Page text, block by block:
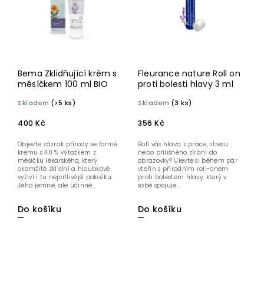
Bema Zklidňující krém s
měsíčkem 100 ml BIO
Skladem (>5 ks)
400 Kč
Do košíku
Objevte zázrak přírody ve formě
krému s 40 % výtažkem z
měsíčku lékařského, který
okamžitě zklidní a hloubkově
vyživí i tu nejcitlivější pokožku.
Jeho jemné, ale účinné...
Fleurance nature Roll on
proti bolesti hlavy 3 ml
Skladem (3 ks)
356 Kč
Do košíku
Bolí vás hlava z práce, stresu
nebo přílišného zírání do
obrazovky? Ulevte si během pár
vteřin s přírodním roll-onem
proti bolestem hlavy, který v
sobě spojuje...